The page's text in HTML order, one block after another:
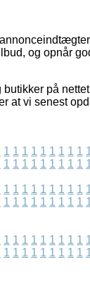
og opnår
på
at vi senest
1 1 1 1 1 1 1 1 1
1 1 1 1 1 1 1 1 1
1 1 1 1 1 1 1 1 1
1 1 1 1 1 1 1 1 1
1 1 1 1 1 1 1 1 1
1 1 1 1 1 1 1 1 1